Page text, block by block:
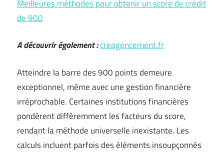
Meilleures méthodes pour obtenir un score de crédit
de 900
A découvrir également :creagencement.fr
Atteindre la barre des 900 points demeure
exceptionnel, même avec une gestion financière
irréprochable. Certaines institutions financières
pondèrent différemment les facteurs du score,
rendant la méthode universelle inexistante. Les
calculs incluent parfois des éléments insoupçonnés